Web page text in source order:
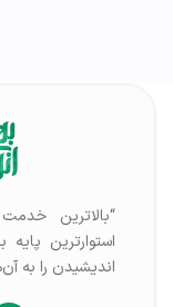
“بالاترین
استوارترین
اندیشیدن را به